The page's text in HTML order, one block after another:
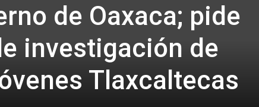
de Oaxaca; pide
investigación de
Tlaxcaltecas